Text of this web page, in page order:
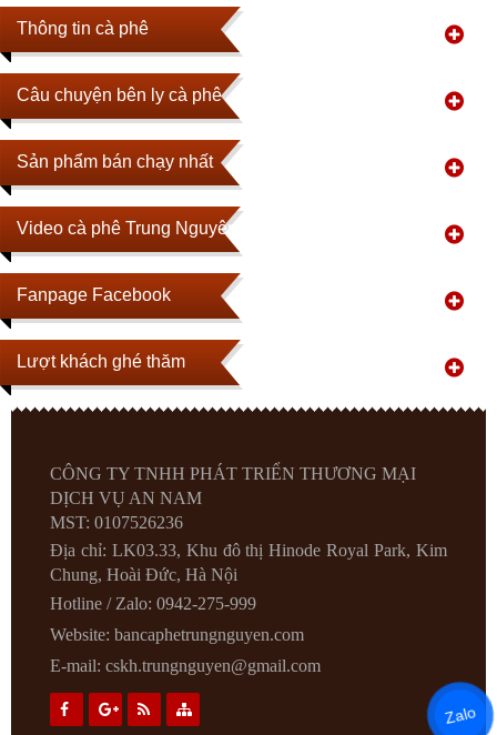
Thông tin cà phê
Câu chuyện bên ly cà phê
Sản phẩm bán chạy nhất
Video cà phê Trung Nguyên
Fanpage Facebook
Lượt khách ghé thăm
CÔNG TY TNHH PHÁT TRIỂN THƯƠNG MẠI
DỊCH VỤ AN NAM
MST: 0107526236
Địa chỉ: LK03.33, Khu đô thị Hinode Royal Park, Kim
Chung, Hoài Đức, Hà Nội
Hotline / Zalo: 0942-275-999
Website: bancaphetrungnguyen.com
E-mail: cskh.trungnguyen@gmail.com
Zalo